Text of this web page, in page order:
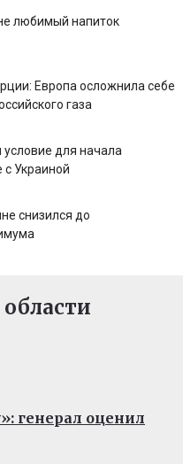
любимый напиток
Европа осложнила себе
газа
для начала
с Украиной
снизился до
генерал оценил